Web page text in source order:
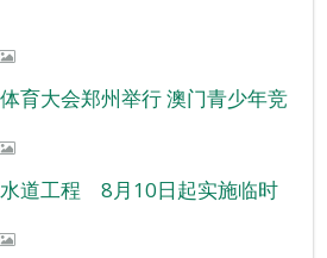
育大会郑州举行 澳门青少年竞
道工程 8月10日起实施临时